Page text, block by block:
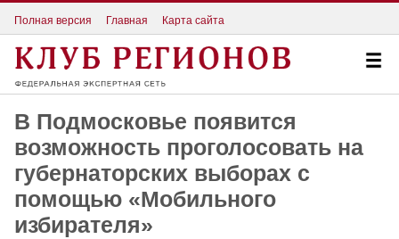
Полная версия Главная Карта сайта
В Подмосковье появится
возможность проголосовать на
губернаторских выборах с
помощью «Мобильного
избирателя»